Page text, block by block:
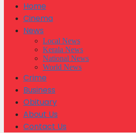
Home
Cinema
News
Local News
Kerala News
National News
World News
Crime
Business
Obituary
About Us
Contact Us